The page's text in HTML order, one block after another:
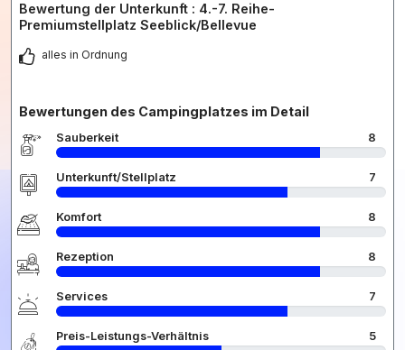
Bewertung der Unterkunft : 4.-7. Reihe-
Premiumstellplatz Seeblick/Bellevue
alles in Ordnung
Bewertungen des Campingplatzes im Detail
Sauberkeit 8
Unterkunft/Stellplatz 7
Komfort 8
Rezeption 8
Services 7
Preis-Leistungs-Verhältnis 5